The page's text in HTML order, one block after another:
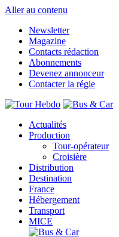
Aller au contenu
Newsletter
Magazine
Contacts rédaction
Abonnements
Devenez annonceur
Contacter la régie
Actualités
Production
Tour-opérateur
Croisière
Distribution
Destination
France
Hébergement
Transport
MICE